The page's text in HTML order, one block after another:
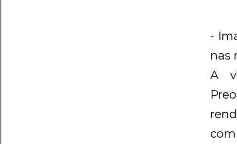
-
nas
A